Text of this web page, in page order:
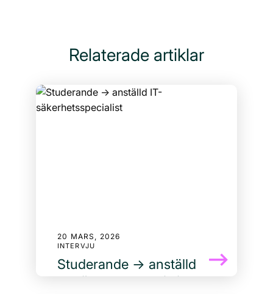
Relaterade artiklar
20 MARS, 2026
INTERVJU
Studerande → anställd
IT-säkerhetsspecialist